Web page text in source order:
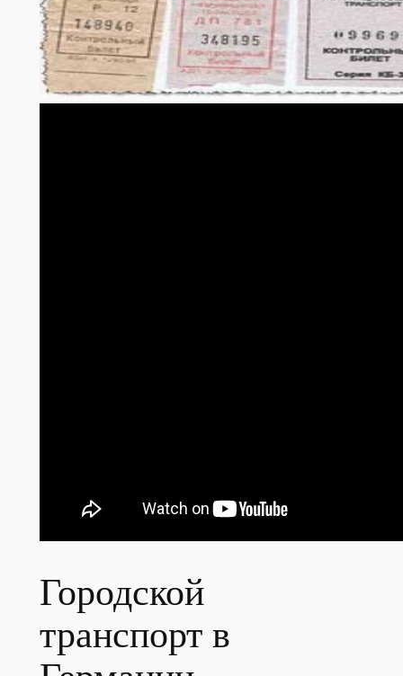
Городской
транспорт в